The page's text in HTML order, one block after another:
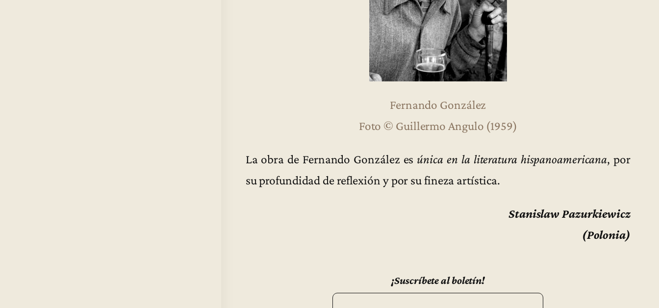
Fernando González
Foto © Guillermo Angulo (1959)
La obra de Fernando González es única en la literatura hispanoamericana, por
su profundidad de reflexión y por su fineza artística.
Stanislaw Pazurkiewicz
(Polonia)
¡Suscríbete al boletín!